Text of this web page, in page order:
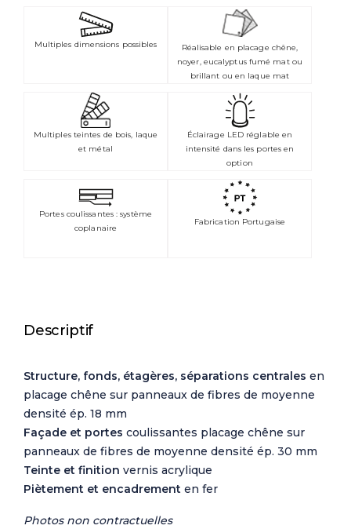
Multiples dimensions possibles
Réalisable en placage chêne,
noyer, eucalyptus fumé mat ou
brillant ou en laque mat
Multiples teintes de bois, laque
et métal
Éclairage LED réglable en
intensité dans les portes en
option
Portes coulissantes : système
coplanaire
Fabrication Portugaise
Descriptif
Structure, fonds, étagères, séparations centrales en
placage chêne sur panneaux de fibres de moyenne
densité ép. 18 mm
Façade et portes coulissantes placage chêne sur
panneaux de fibres de moyenne densité ép. 30 mm
Teinte et finition vernis acrylique
Piètement et encadrement en fer
Photos non contractuelles